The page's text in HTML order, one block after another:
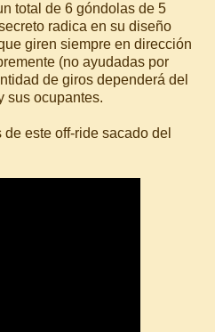
total de 6 góndolas de 5
radica en su diseño
giren siempre en dirección
(no ayudadas por
de giros dependerá del
sus ocupantes.
este off-ride sacado del